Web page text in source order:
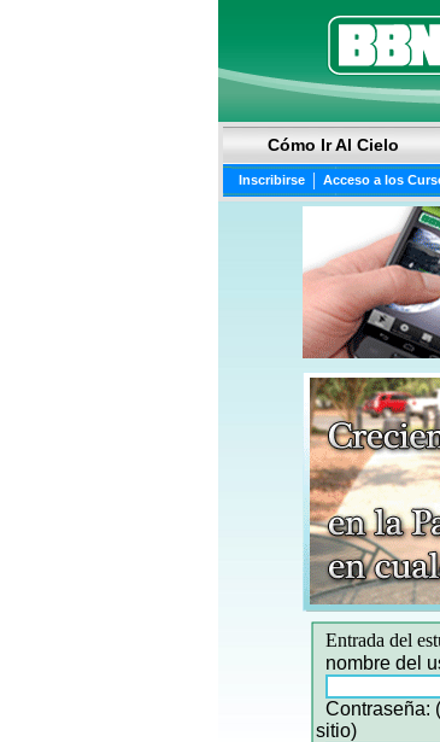
Cómo Ir Al Cielo
Inscribirse | Acceso a los
Entrada del
nombre del
Contraseña:
sitio)